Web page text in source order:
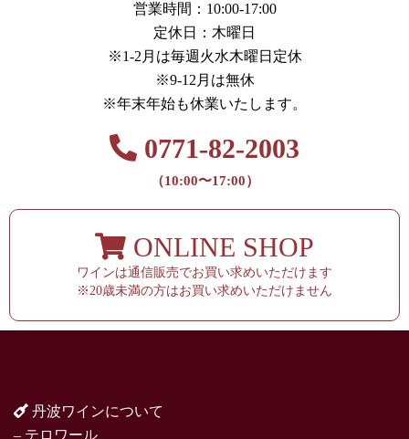
営業時間：10:00-17:00
定休日：木曜日
※1-2月は毎週火水木曜日定休
※9-12月は無休
※年末年始も休業いたします。
0771-82-2003
（10:00〜17:00）
ONLINE SHOP
ワインは通信販売でお買い求めいただけます
※20歳未満の方はお買い求めいただけません
丹波ワインについて
– テロワール